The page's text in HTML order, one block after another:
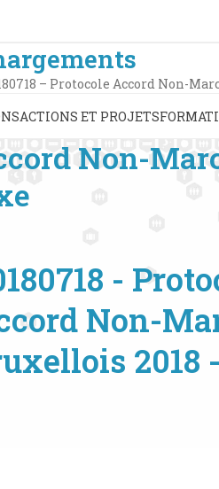
ACTIONS ET PROJETS
– Protocole Accord Non-
Non-
-
Non-
2018